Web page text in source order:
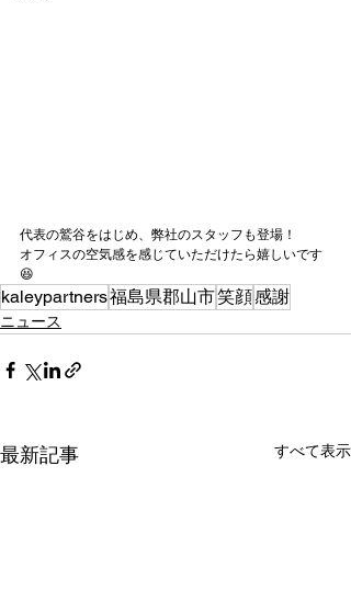
代表の鷲谷をはじめ、弊社のスタッフも登場！
オフィスの空気感を感じていただけたら嬉しいです
😆
kaleypartners福島県郡山市笑顔感謝
ニュース
最新記事 すべて表示